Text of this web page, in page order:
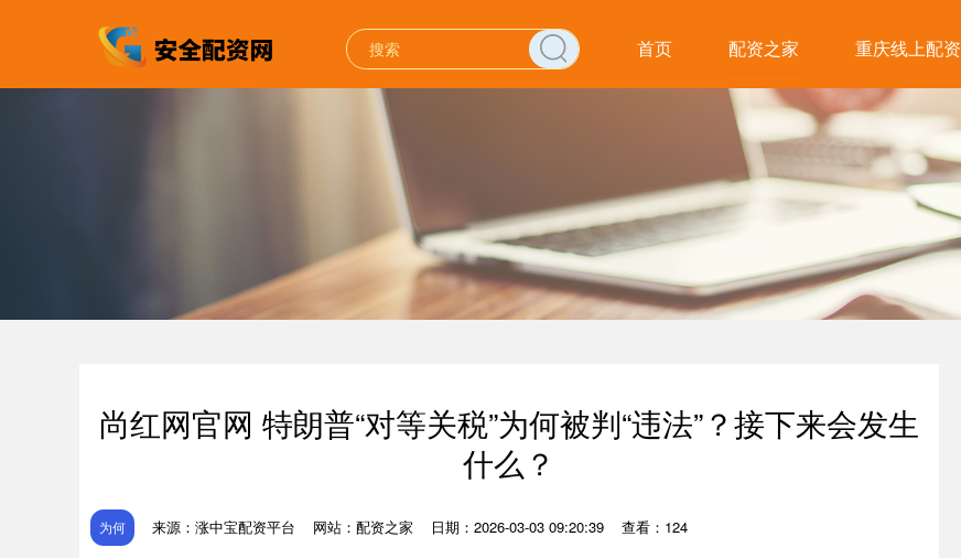
首页 配资之家 重庆线上配资
尚红网官网 特朗普“对等关税”为何被判“违法”？接下来会发生
什么？
为何 来源：涨中宝配资平台 网站：配资之家 日期：2026-03-03 09:20:39 查看：124